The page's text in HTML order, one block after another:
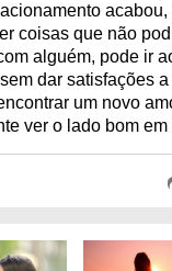
acabou,
coisas que não
alguém, pode ir
dar satisfações
um novo
ver o lado bom em